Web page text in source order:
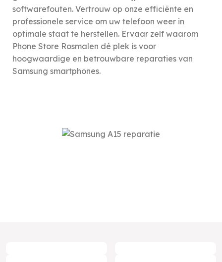
softwarefouten. Vertrouw op onze efficiënte en
professionele service om uw telefoon weer in
optimale staat te herstellen. Ervaar zelf waarom
Phone Store Rosmalen dé plek is voor
hoogwaardige en betrouwbare reparaties van
Samsung smartphones.